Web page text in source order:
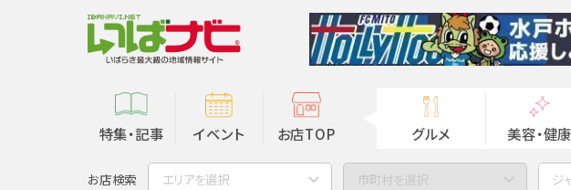
特集・記事 イベント お店TOP グルメ 美容・健康
お店検索 エリアを選択 市町村を選択 ジ